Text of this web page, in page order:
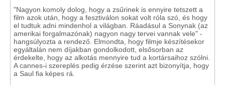
"Nagyon komoly dolog, hogy a zsűrinek is ennyire tetszett a
film azok után, hogy a fesztiválon sokat volt róla szó, és hogy
el tudtuk adni mindenhol a világban. Ráadásul a Sonynak (az
amerikai forgalmazónak) nagyon nagy tervei vannak vele" -
hangsúlyozta a rendező. Elmondta, hogy filmje készítésekor
egyáltalán nem díjakban gondolkodott, elsősorban az
érdekelte, hogy az alkotás mennyire tud a kortársaihoz szólni.
A cannes-i szereplés pedig érzése szerint azt bizonyítja, hogy
a Saul fia képes rá.